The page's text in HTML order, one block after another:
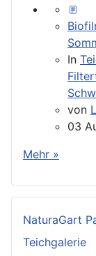
In
von
03
Mehr »
NaturaGart
Teichgalerie